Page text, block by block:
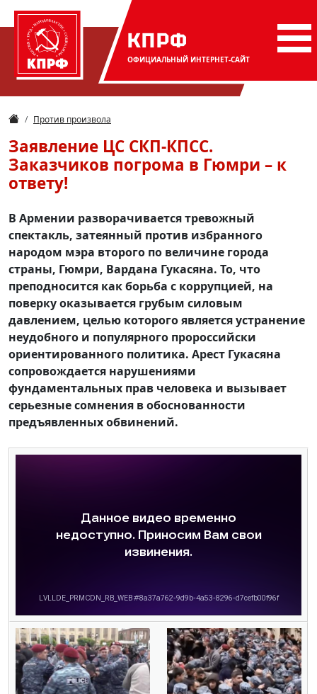
КПРФ
ОФИЦИАЛЬНЫЙ ИНТЕРНЕТ-САЙТ
Против произвола
Заявление ЦС СКП-КПСС.
Заказчиков погрома в Гюмри – к
ответу!
В Армении разворачивается тревожный
спектакль, затеянный против избранного
народом мэра второго по величине города
страны, Гюмри, Вардана Гукасяна. То, что
преподносится как борьба с коррупцией, на
поверку оказывается грубым силовым
давлением, целью которого является устранение
неудобного и популярного пророссийски
ориентированного политика. Арест Гукасяна
сопровождается нарушениями
фундаментальных прав человека и вызывает
серьезные сомнения в обоснованности
предъявленных обвинений.